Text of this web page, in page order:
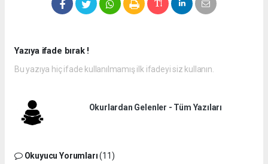
Yazıya ifade bırak !
Bu yazıya hiç ifade kullanılmamış ilk ifadeyi siz kullanın.
Okurlardan Gelenler - Tüm Yazıları
Okuyucu Yorumları(11)